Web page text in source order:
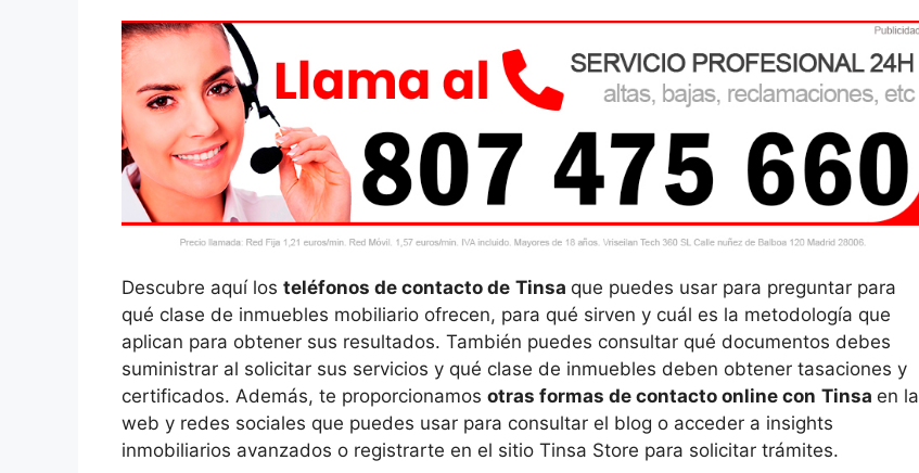
Descubre aquí los teléfonos de contacto de Tinsa que puedes usar para preguntar para
qué clase de inmuebles mobiliario ofrecen, para qué sirven y cuál es la metodología que
aplican para obtener sus resultados. También puedes consultar qué documentos debes
suministrar al solicitar sus servicios y qué clase de inmuebles deben obtener tasaciones y
certificados. Además, te proporcionamos otras formas de contacto online con Tinsa en la
web y redes sociales que puedes usar para consultar el blog o acceder a insights
inmobiliarios avanzados o registrarte en el sitio Tinsa Store para solicitar trámites.